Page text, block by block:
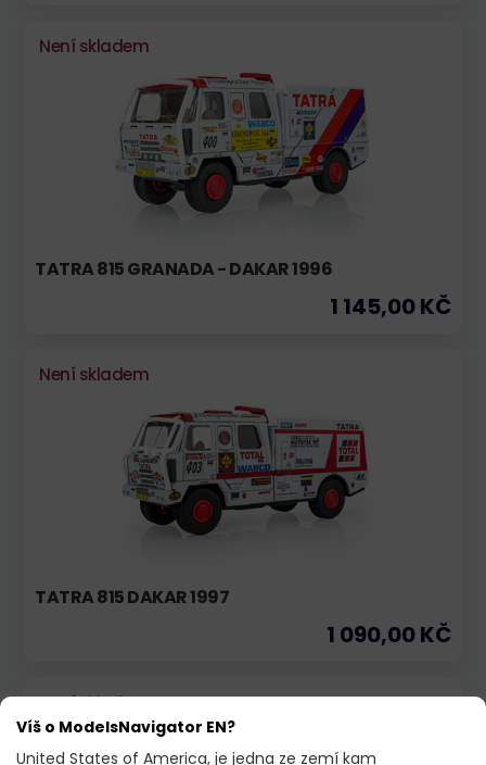
Není skladem
TATRA 815 GRANADA - DAKAR 1996
1 145,00 KČ
Není skladem
TATRA 815 DAKAR 1997
1 090,00 KČ
Není skladem
Víš o ModelsNavigator EN?
United States of America, je jedna ze zemí kam